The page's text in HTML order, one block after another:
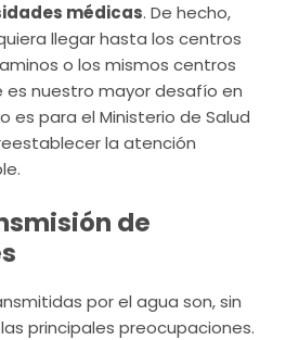
médicas. De hecho,
llegar hasta los centros
o los mismos centros
es nuestro mayor desafío en
es para el Ministerio de Salud
la atención
de
por el agua son, sin
principales preocupaciones.